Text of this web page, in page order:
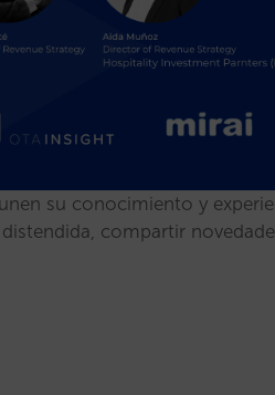
su conocimiento y
compartir